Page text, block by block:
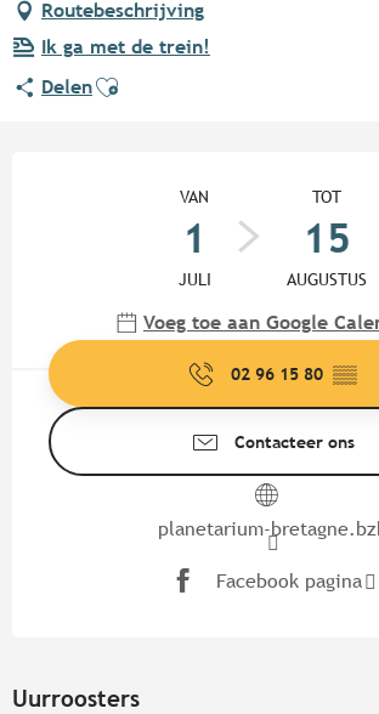
Routebeschrijving
Ik ga met de trein!
DelenAjouter aux favoris
VAN
1
JULI
TOT
15
AUGUSTUS
Voeg toe aan Google
02 96 15 80 ▒▒
Contacteer ons
planetarium-
Facebook pagina
Uurroosters